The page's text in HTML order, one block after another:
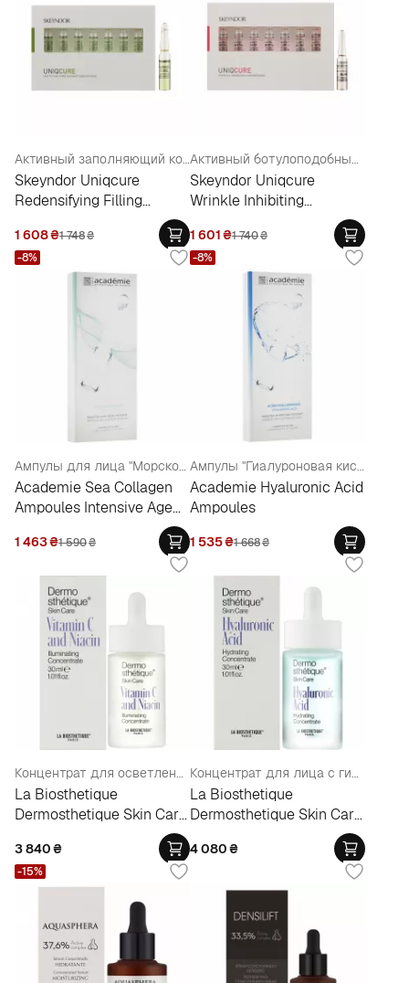
Активный заполняющий концентрат с трёхмерным эффектом лифтинга №7
Skeyndor Uniqcure
Redensifying Filling
1 608₴1 748₴
Активный ботулоподобный концентрат для коррекции мимических морщин №7
Skeyndor Uniqcure
Wrinkle Inhibiting
1 601₴1 740₴
Ампулы для лица "Морской коллаген"
Academie Sea Collagen
Ampoules Intensive Age
1 463₴1 590₴
-8%
Ампулы "Гиалуроновая кислота"
Academie Hyaluronic Acid
Ampoules
1 535₴1 668₴
-8%
Концентрат для осветления кожи с витамином С и ниацином
La Biosthetique
Dermosthetique Skin Care
Illuminating Concentrate
3 840₴
Концентрат для лица с гиалуроновой кислотой
La Biosthetique
Dermosthetique Skin Care
Hyaluronic Acid Hydrating
Concentrate
4 080₴
-15%